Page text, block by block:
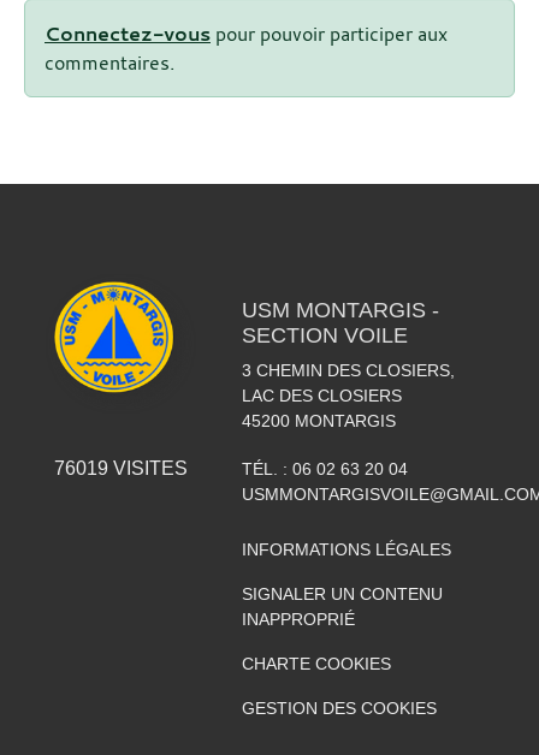
Connectez-vous pour pouvoir participer aux
commentaires.
76019 VISITES
USM MONTARGIS -
SECTION VOILE
3 CHEMIN DES CLOSIERS,
LAC DES CLOSIERS
45200 MONTARGIS
TÉL. : 06 02 63 20 04
INFORMATIONS LÉGALES
SIGNALER UN CONTENU
INAPPROPRIÉ
CHARTE COOKIES
GESTION DES COOKIES